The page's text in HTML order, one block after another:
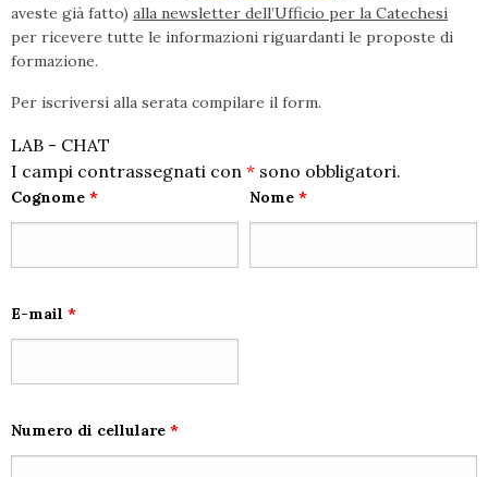
aveste già fatto) alla newsletter dell’Ufficio per la Catechesi
per ricevere tutte le informazioni riguardanti le proposte di
formazione.
Per iscriversi alla serata compilare il form.
LAB - CHAT
I campi contrassegnati con * sono obbligatori.
Cognome * Nome*
E-mail *
Numero di cellulare *